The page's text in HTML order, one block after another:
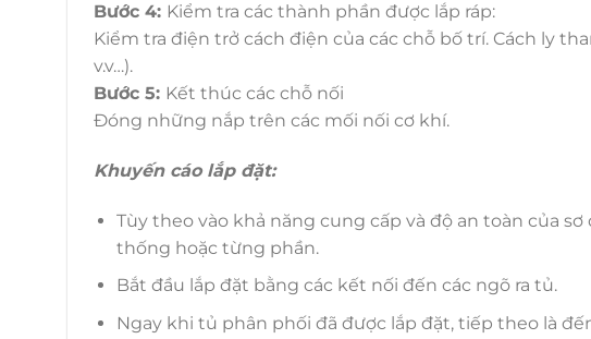
Bước 4: Kiểm tra các thành phần được lắp ráp:
Kiểm tra điện trở cách điện của các chỗ bố trí. Cách ly
v.v…).
Bước 5: Kết thúc các chỗ nối
Đóng những nắp trên các mối nối cơ khí.
Khuyến cáo lắp đặt:
Tùy theo vào khả năng cung cấp và độ an toàn của
thống hoặc từng phần.
Bắt đầu lắp đặt bằng các kết nối đến các ngõ ra tủ.
Ngay khi tủ phân phối đã được lắp đặt, tiếp theo là